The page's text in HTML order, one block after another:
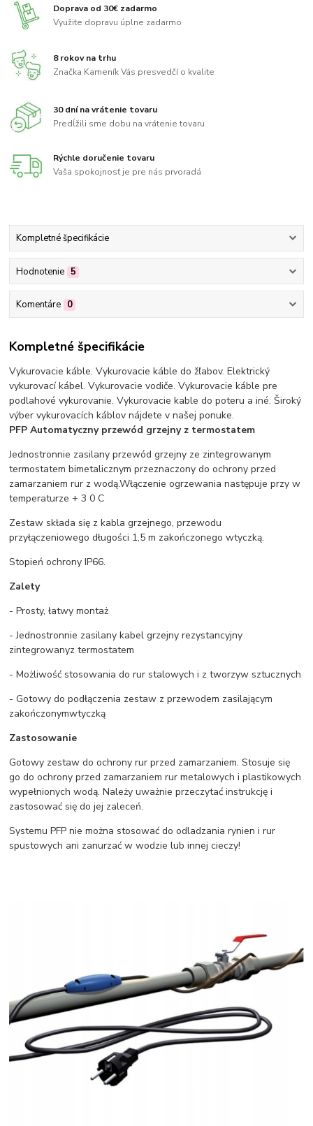
Doprava od 30€ zadarmo
Využite dopravu úplne zadarmo
8 rokov na trhu
Značka Kameník Vás presvedčí o kvalite
30 dní na vrátenie tovaru
Predĺžili sme dobu na vrátenie tovaru
Rýchle doručenie tovaru
Vaša spokojnosť je pre nás prvoradá
Kompletné špecifikácie
Hodnotenie 5
Komentáre 0
Kompletné špecifikácie
Vykurovacie káble. Vykurovacie káble do žľabov. Elektrický
vykurovací kábel. Vykurovacie vodiče. Vykurovacie káble pre
podlahové vykurovanie. Vykurovacie kable do poteru a iné. Široký
výber vykurovacích káblov nájdete v našej ponuke.
PFP Automatyczny przewód grzejny z termostatem
Jednostronnie zasilany przewód grzejny ze zintegrowanym
termostatem bimetalicznym przeznaczony do ochrony przed
zamarzaniem rur z wodą.Włączenie ogrzewania następuje przy w
temperaturze + 3 0 C
Zestaw składa się z kabla grzejnego, przewodu
przyłączeniowego długości 1,5 m zakończonego wtyczką.
Stopień ochrony IP66.
Zalety
- Prosty, łatwy montaż
- Jednostronnie zasilany kabel grzejny rezystancyjny
zintegrowanyz termostatem
- Możliwość stosowania do rur stalowych i z tworzyw sztucznych
- Gotowy do podłączenia zestaw z przewodem zasilającym
zakończonymwtyczką
Zastosowanie
Gotowy zestaw do ochrony rur przed zamarzaniem. Stosuje się
go do ochrony przed zamarzaniem rur metalowych i plastikowych
wypełnionych wodą. Należy uważnie przeczytać instrukcję i
zastosować się do jej zaleceń.
Systemu PFP nie można stosować do odladzania rynien i rur
spustowych ani zanurzać w wodzie lub innej cieczy!